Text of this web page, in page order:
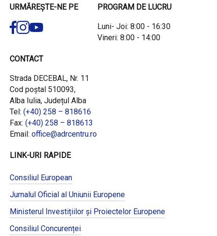
URMĂREȘTE-NE PE PROGRAM DE LUCRU
Luni- Joi: 8:00 - 16:30
Vineri: 8:00 - 14:00
CONTACT
Strada DECEBAL, Nr. 11
Cod poștal 510093,
Alba Iulia, Județul Alba
Tel: (+40) 258 – 818616
Fax: (+40) 258 – 818613
Email: office@adrcentru.ro
LINK-URI RAPIDE
Consiliul European
Jurnalul Oficial al Uniunii Europene
Ministerul Investițiilor și Proiectelor Europene
Consiliul Concurenței